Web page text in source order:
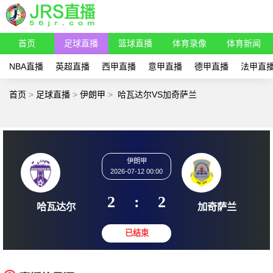
首页 足球直播 篮球直播 体育录像 体育新闻
NBA直播 英超直播 西甲直播 意甲直播 德甲直播 法甲直
首页 > 足球直播 > 伊朗甲 > 哈瓦达尔VS加奇萨兰
哈瓦达尔
伊朗甲
2026-07-12 00:00
2 : 2 加奇